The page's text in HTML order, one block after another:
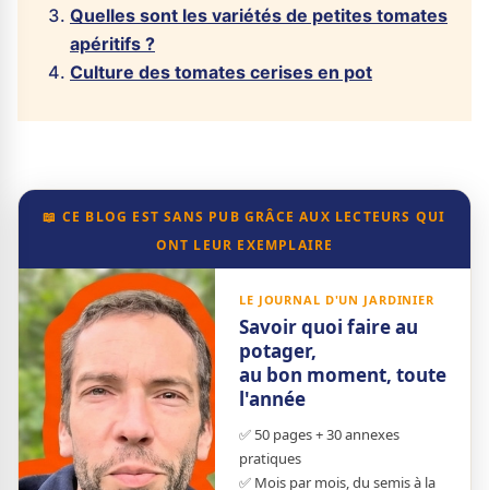
Quelles sont les variétés de petites tomates
apéritifs ?
Culture des tomates cerises en pot
📖 CE BLOG EST SANS PUB GRÂCE AUX LECTEURS QUI
ONT LEUR EXEMPLAIRE
LE JOURNAL D'UN JARDINIER
Savoir quoi faire au
potager,
au bon moment, toute
l'année
✅ 50 pages + 30 annexes
pratiques
✅ Mois par mois, du semis à la